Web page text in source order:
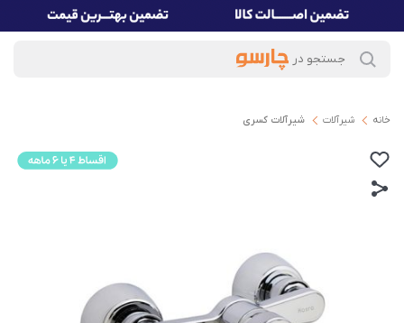
خانه شیرآلات شیرآلات کسری